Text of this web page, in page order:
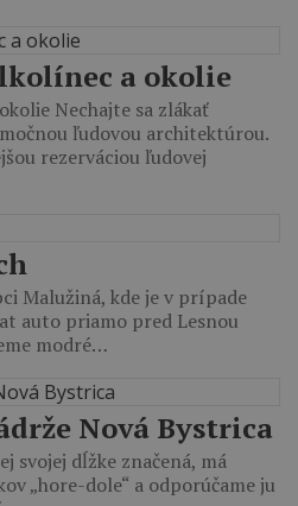
a okolie
Nechajte sa zlákať
ľudovou architektúrou.
rezerváciou ľudovej
Malužiná, kde je v prípade
auto priamo pred Lesnou
modré…
Nová Bystrica
svojej dĺžke značená, má
„hore-dole“ a odporúčame ju